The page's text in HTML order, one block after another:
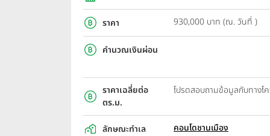
ราคา 930,000 บาท (ณ. วันที่ )
คำนวณเงินผ่อน
ราคาเฉลี่ยต่อ
ตร.ม.
โปรดสอบถามข้อมูลกับทางโ
ลักษณะทำเล คอนโดชานเมือง